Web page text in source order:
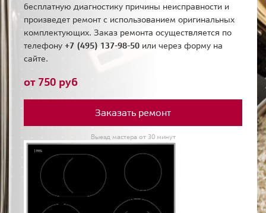
бесплатную диагностику причины неисправности и
произведет ремонт с использованием оригинальных
комплектующих. Заказ ремонта осуществляется по
телефону +7 (495) 137-98-50 или через форму на
сайте.
от 750 руб
Заказать ремонт
Выезд мастера от 30 минут